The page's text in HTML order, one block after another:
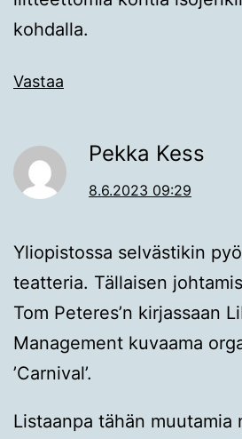
kohdalla.
Vastaa
Pekka Kess
8.6.2023 09:29
Yliopistossa selvästikin
teatteria. Tällaisen
Tom Peteres’n kirjassaan
Management kuvaama
’Carnival’.
Listaanpa tähän muutamia